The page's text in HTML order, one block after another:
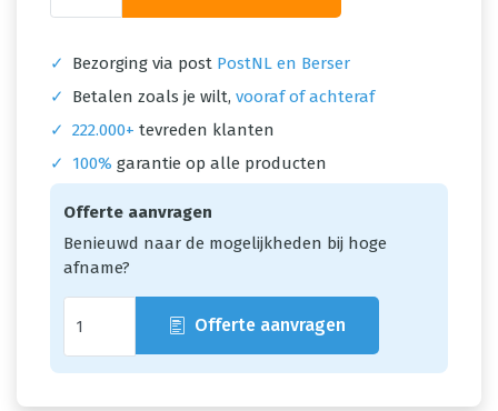
✓ Bezorging via post PostNL en Berser
✓
Betalen zoals je wilt, vooraf of achteraf
✓ 222.000+ tevreden klanten
✓
100% garantie op alle producten
Offerte aanvragen
Benieuwd naar de mogelijkheden bij hoge
afname?
Offerte aanvragen